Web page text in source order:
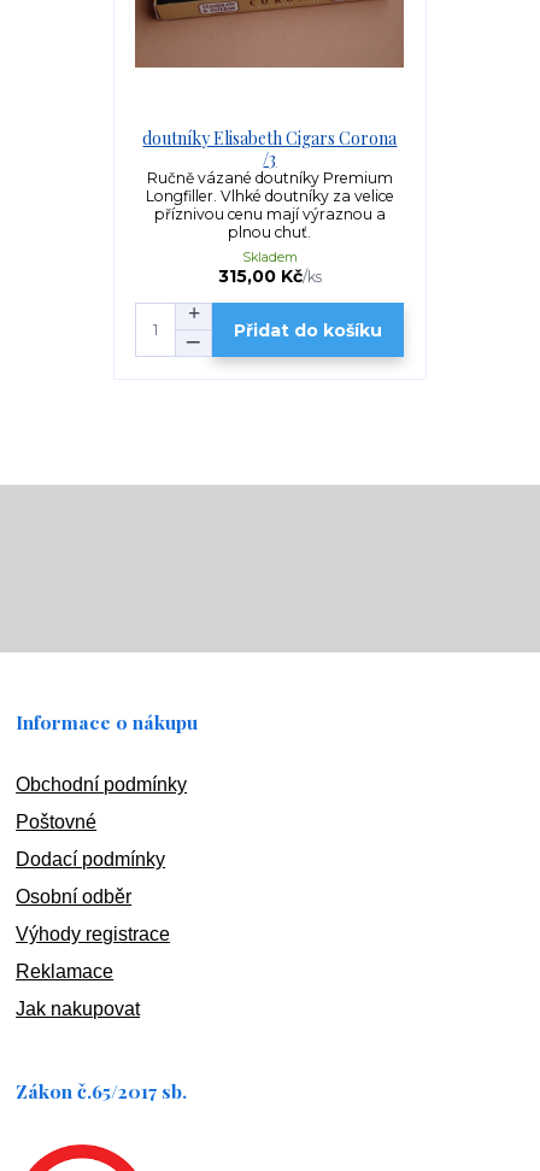
doutníky Elisabeth Cigars Corona
/3
Ručně vázané doutníky Premium
Longfiller. Vlhké doutníky za velice
příznivou cenu mají výraznou a
plnou chuť.
315,00 Kč/ks
Skladem
Přidat do košíku
Informace o nákupu
Obchodní podmínky
Poštovné
Dodací podmínky
Osobní odběr
Výhody registrace
Reklamace
Jak nakupovat
Zákon č.65/2017 sb.